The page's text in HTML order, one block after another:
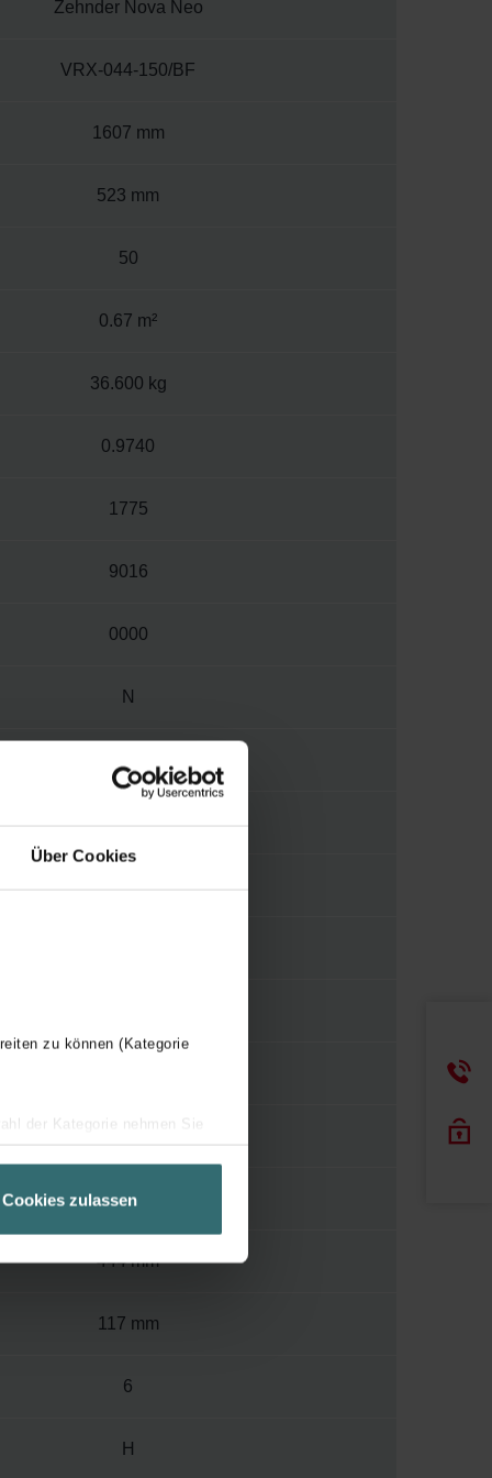
Über Cookies
zu können (Kategorie
der Kategorie nehmen Sie
über einen Link in der
Cookies zulassen
Zehnder Nova Neo
VRX-044-150/BF
1607 mm
523 mm
50
0.67 m²
36.600 kg
0.9740
1775
9016
0000
N
V015
1/4"
1504 mm
444 mm
117 mm
6
H